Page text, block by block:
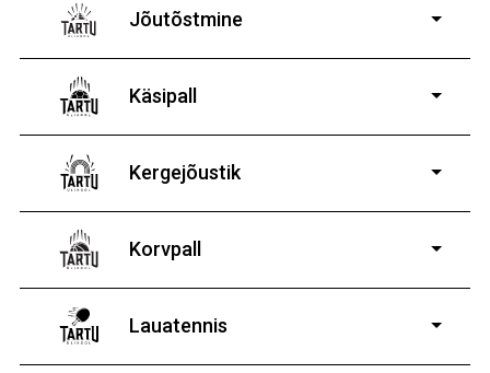
vanematele poistele ja tüdrukutele
Jõutõstmine
poistele ja tüdrukutele
Käsipall
Kergejõustik
Korvpall
Lauatennis